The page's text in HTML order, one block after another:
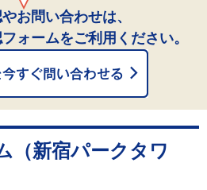
お問い合わせは、
ォームをご利用ください。
（新宿パークタワ